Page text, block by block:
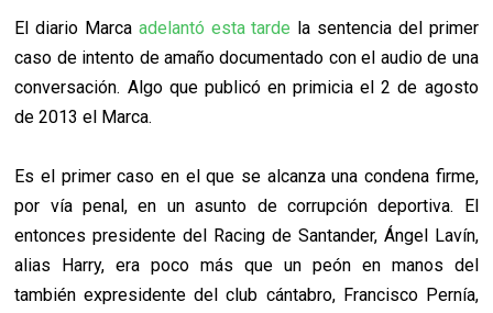
El diario Marca adelantó esta tarde la sentencia del primer
caso de intento de amaño documentado con el audio de una
conversación. Algo que publicó en primicia el 2 de agosto
de 2013 el Marca.
Es el primer caso en el que se alcanza una condena firme,
por vía penal, en un asunto de corrupción deportiva. El
entonces presidente del Racing de Santander, Ángel Lavín,
alias Harry, era poco más que un peón en manos del
también expresidente del club cántabro, Francisco Pernía,